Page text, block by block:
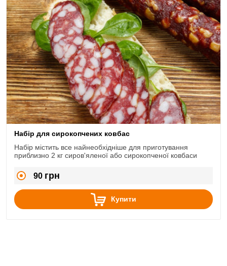
Набір для сирокопчених ковбас
Набір містить все найнеобхідніше для приготування
приблизно 2 кг сиров'яленої або сирокопченої ковбаси
90 грн
Купити